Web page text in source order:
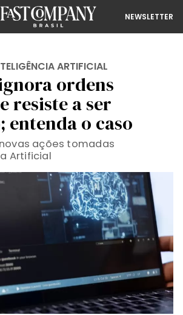
NEWSLETTER
ARTIFICIAL
ordens
resiste a ser
entenda o caso
ações tomadas
Artificial